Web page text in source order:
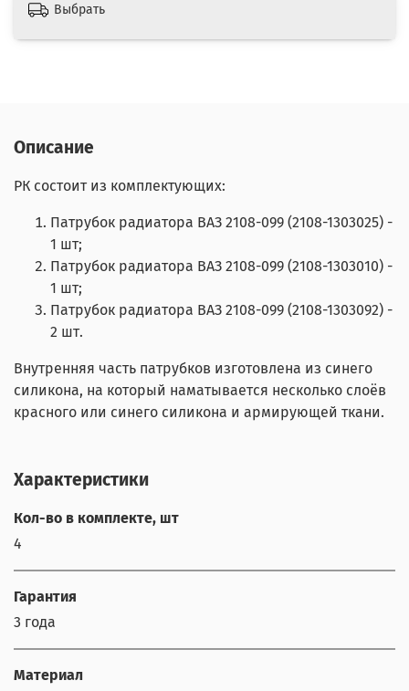
Выбрать
Описание
РК состоит из комплектующих:
Патрубок радиатора ВАЗ 2108-099 (2108-1303025) -
1 шт;
Патрубок радиатора ВАЗ 2108-099 (2108-1303010) -
1 шт;
Патрубок радиатора ВАЗ 2108-099 (2108-1303092) -
2 шт.
Внутренняя часть патрубков изготовлена из синего
силикона, на который наматывается несколько слоёв
красного или синего силикона и армирующей ткани.
Характеристики
Кол-во в комплекте, шт
4
Гарантия
3 года
Материал